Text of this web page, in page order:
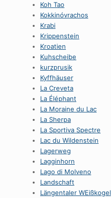
Koh Tao
Kokkinóvrachos
Krabi
Krippenstein
Kroatien
Kuhscheibe
kurzprusik
Kyffhäuser
La Creveta
La Éléphant
La Moraine du Lac
La Sherpa
La Sportiva Spectre
Lac du Wildenstein
Lagerweg
Lagginhorn
Lago di Molveno
Landschaft
Längentaler WEißkogel